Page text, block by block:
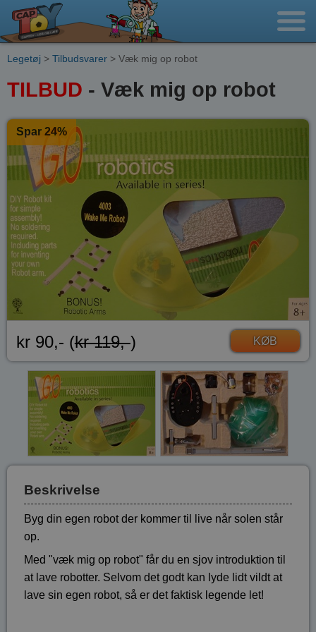
Legetøj > Tilbudsvarer > Væk mig op robot
TILBUD - Væk mig op robot
Spar 24%
kr 90,- (kr 119,-) KØB
Beskrivelse
Byg din egen robot der kommer til live når solen står
op.
Med "væk mig op robot" får du en sjov introduktion til
at lave robotter. Selvom det godt kan lyde lidt vildt at
lave sin egen robot, så er det faktisk legende let!